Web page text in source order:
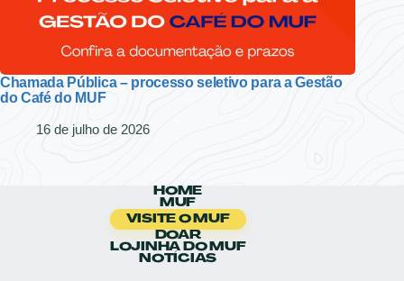
Chamada Pública – processo seletivo para a Gestão
do Café do MUF
16 de julho de 2026
HOME
MUF
VISITE O MUF
DOAR
LOJINHA DO MUF
NOTÍCIAS